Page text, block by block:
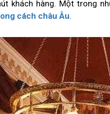
khách hàng. Một trong
cách châu Âu.